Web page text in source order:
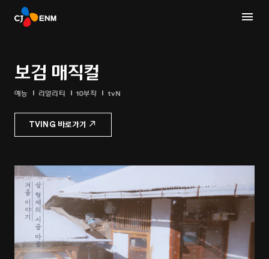
보검 매직컬
예능 리얼리티 10부작 tvN
TVING 바로가기